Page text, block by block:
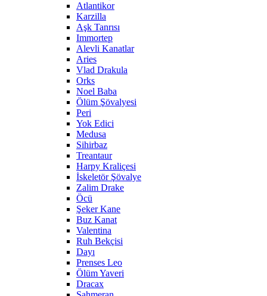
Atlantikor
Karzilla
Aşk Tanrısı
Immortep
Alevli Kanatlar
Aries
Vlad Drakula
Orks
Noel Baba
Ölüm Şövalyesi
Peri
Yok Edici
Medusa
Sihirbaz
Treantaur
Harpy Kraliçesi
İskeletör Şövalye
Zalim Drake
Öcü
Şeker Kane
Buz Kanat
Valentina
Ruh Bekçisi
Dayı
Prenses Leo
Ölüm Yaveri
Dracax